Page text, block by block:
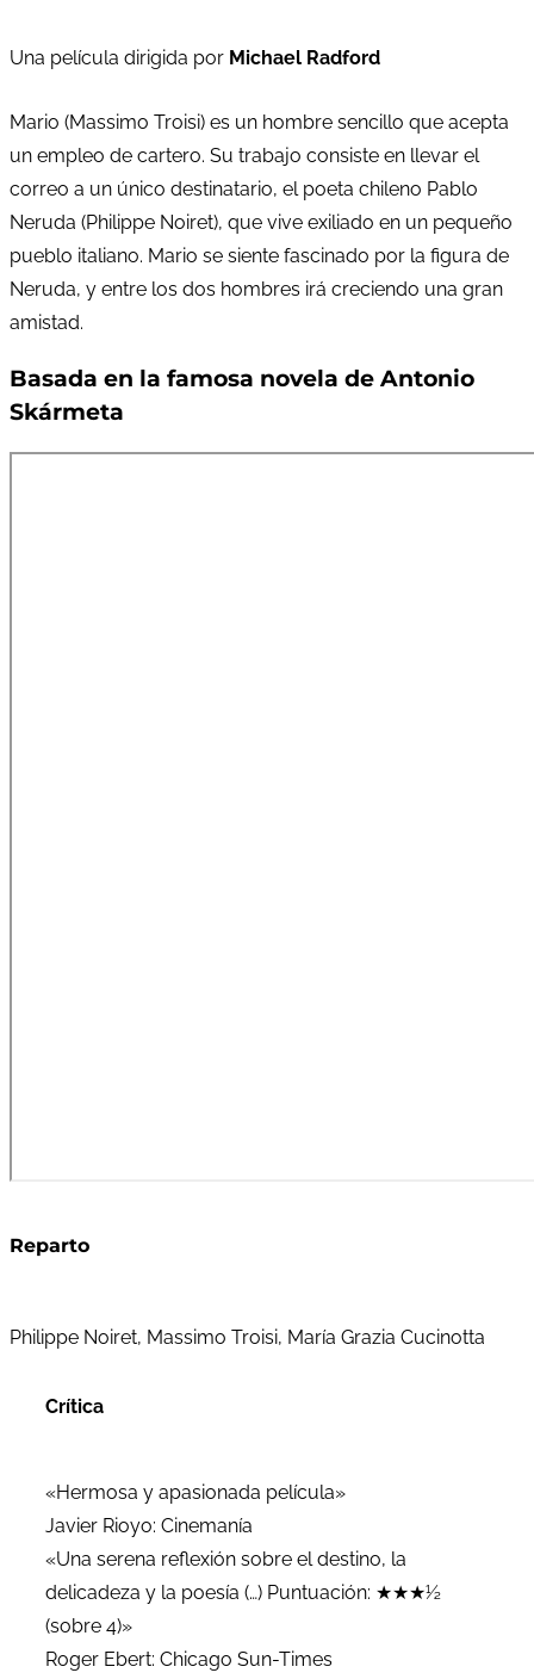
Una película dirigida por Michael Radford
Mario (Massimo Troisi) es un hombre sencillo que acepta
un empleo de cartero. Su trabajo consiste en llevar el
correo a un único destinatario, el poeta chileno Pablo
Neruda (Philippe Noiret), que vive exiliado en un pequeño
pueblo italiano. Mario se siente fascinado por la figura de
Neruda, y entre los dos hombres irá creciendo una gran
amistad.
Basada en la famosa novela de Antonio
Skármeta
Reparto
Philippe Noiret, Massimo Troisi, María Grazia Cucinotta
Crítica
«Hermosa y apasionada película»
Javier Rioyo: Cinemanía
«Una serena reflexión sobre el destino, la
delicadeza y la poesía (…) Puntuación: ★★★½
(sobre 4)»
Roger Ebert: Chicago Sun-Times